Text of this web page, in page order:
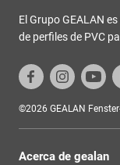
El Grupo GEALAN
de perfiles de PVC
©2026 GEALAN
Acerca de gealan